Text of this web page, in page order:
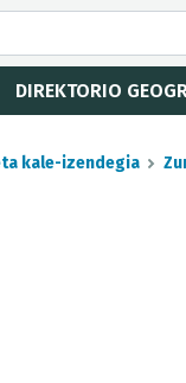
DIREKTORIO
kale-izendegia